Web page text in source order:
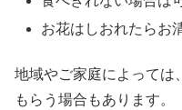
お花はしおれたらお
地域やご家庭によっては
もらう場合もあります。